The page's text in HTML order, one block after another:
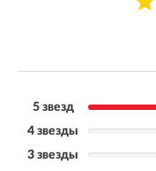
5 звезд
4 звезды
3 звезды